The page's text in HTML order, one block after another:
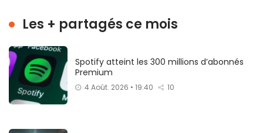
Les + partagés ce mois
Spotify atteint les 300 millions d’abonnés
Premium
4 Août. 2026 • 19:40 10